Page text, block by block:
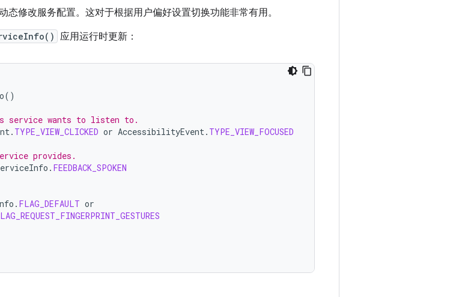
修改服务配置。这对于根据用户偏好设置切换功能非常有用。
应用运行时更新：
()
service wants to listen to.
. TYPE_VIEW_CLICKED or AccessibilityEvent. TYPE_VIEW_FOCUSED
provides.
. FEEDBACK_SPOKEN
. FLAG_DEFAULT or